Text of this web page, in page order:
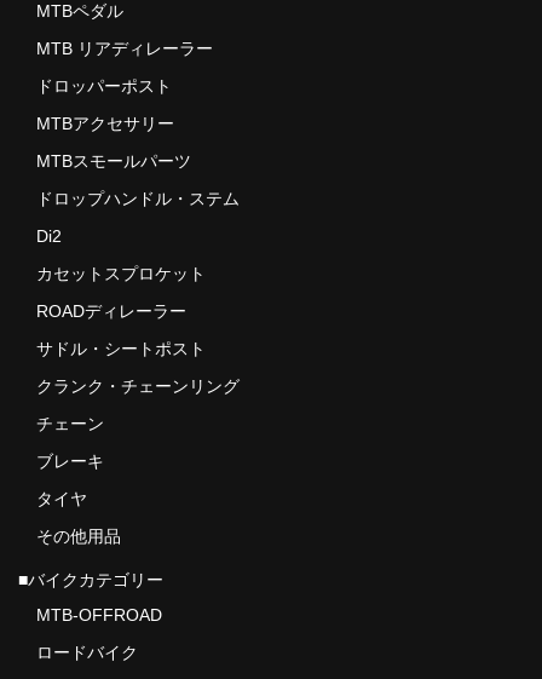
TRICKSTUFF
Amp Human(PRローション）
GALFER BIKE
Frazen
Intend BC
MAGURA
OAK COMPONENTS
SHIMANO（シマノ）
MTBペダル
MTB リアディレーラー
ドロッパーポスト
MTBアクセサリー
MTBスモールパーツ
ドロップハンドル・ステム
Di2
カセットスプロケット
ROADディレーラー
サドル・シートポスト
クランク・チェーンリング
チェーン
ブレーキ
タイヤ
その他用品
■バイクカテゴリー
MTB-OFFROAD
ロードバイク